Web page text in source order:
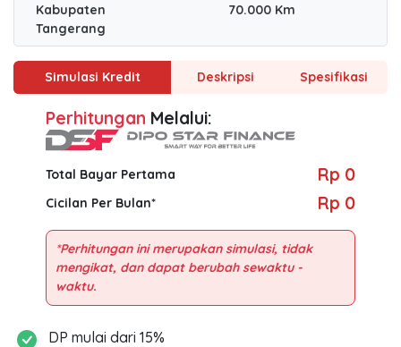
Kabupaten
Tangerang
70.000 Km
Simulasi Kredit Deskripsi Spesifikasi
Perhitungan Melalui:
Total Bayar Pertama Rp 0
Cicilan Per Bulan* Rp 0
*Perhitungan ini merupakan simulasi, tidak
mengikat, dan dapat berubah sewaktu -
DP mulai dari 15%